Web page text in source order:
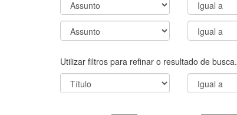
Utilizar filtros para refinar o resultado de busca.